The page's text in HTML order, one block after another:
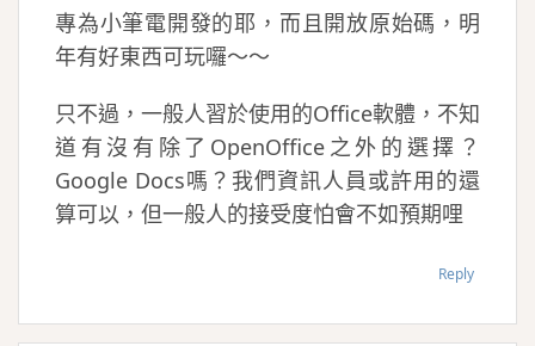
專為小筆電開發的耶，而且開放原始碼，明
年有好東西可玩囉～～
只不過，一般人習於使用的Office軟體，不知
道有沒有除了OpenOffice之外的選擇？
Google Docs嗎？我們資訊人員或許用的還
算可以，但一般人的接受度怕會不如預期哩
Reply